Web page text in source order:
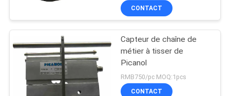
CONTACT
Capteur de chaîne de
métier à tisser de
Picanol
RMB750/pc MOQ:1pcs
CONTACT